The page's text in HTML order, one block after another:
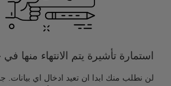
استمارة تأشيرة يتم الانتهاء منها
لن نطلب منك ابدا ان تعيد ادخال اي بيانات.